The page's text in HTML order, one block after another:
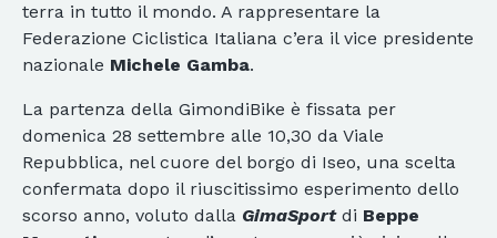
terra in tutto il mondo. A rappresentare la
Federazione Ciclistica Italiana c’era il vice presidente
nazionale Michele Gamba.
La partenza della GimondiBike è fissata per
domenica 28 settembre alle 10,30 da Viale
Repubblica, nel cuore del borgo di Iseo, una scelta
confermata dopo il riuscitissimo esperimento dello
scorso anno, voluto dalla GimaSportdi Beppe